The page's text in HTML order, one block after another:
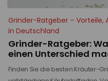
Grinder-Ratgeber – Vorteile,
in Deutschland
Grinder-Ratgeber:
einen Unterschied
Finden Sie die besten Kräuter-